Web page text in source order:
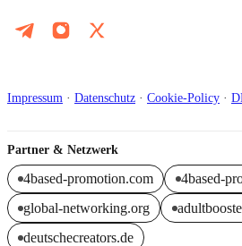
@promo_4based_Creators
InstagramX (Twitter)
Impressum · Datenschutz · Cookie-Policy ·
Partner & Netzwerk
4based-promotion.com
4based-
global-networking.org
deutschecreators.de